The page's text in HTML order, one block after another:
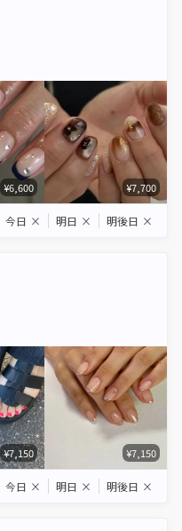
¥6,600 ¥7,700
今日 × 明日 × 明後日 ×
¥7,150 ¥7,150
今日 × 明日 × 明後日 ×